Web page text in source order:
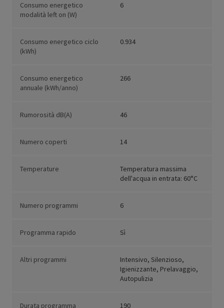
Consumo energetico
modalità left on (W)
6
Consumo energetico ciclo
(kWh)
0.934
Consumo energetico
annuale (kWh/anno)
266
Rumorosità dB(A) 46
Numero coperti 14
Temperature
Temperatura massima
dell'acqua in entrata: 60°C
Numero programmi 6
Programma rapido Sì
Altri programmi
Intensivo, Silenzioso,
Igienizzante, Prelavaggio,
Autopulizia
Durata programma 190